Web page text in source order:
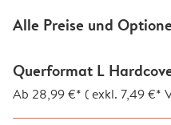
Alle Preise und
Querformat L
Ab 28,99 €* ( exkl. 7,49 €*